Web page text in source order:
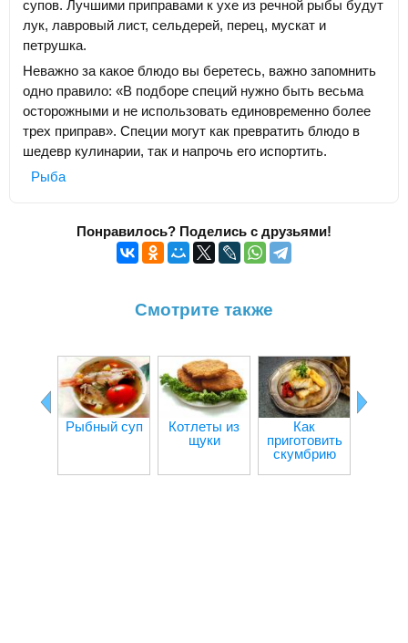
супов. Лучшими приправами к ухе из речной рыбы будут
лук, лавровый лист, сельдерей, перец, мускат и
петрушка.
Неважно за какое блюдо вы беретесь, важно запомнить
одно правило: «В подборе специй нужно быть весьма
осторожными и не использовать единовременно более
трех приправ». Специи могут как превратить блюдо в
шедевр кулинарии, так и напрочь его испортить.
Рыба
Понравилось? Поделись с друзьями!
Смотрите также
Рыбный суп
Котлеты из
щуки
Как
приготовить
скумбрию